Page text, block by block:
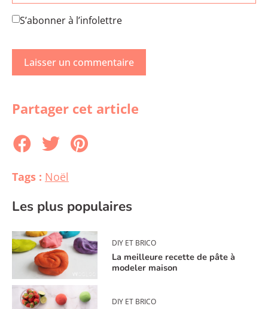
S’abonner à l’infolettre
Partager cet article
Tags : Noël
Les plus populaires
DIY ET BRICO
La meilleure recette de pâte à
modeler maison
DIY ET BRICO